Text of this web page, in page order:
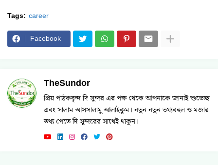
Tags: career
Facebook
TheSundor
প্রিয় পাঠকবৃন্দ দি সুন্দর এর পক্ষ থেকে আপনাকে জানাই শুভেচ্ছা
এবং সালাম আসসালামু আলাইকুম। নতুন নতুন তথ্যবহুল ও মজার
তথ্য পেতে দি সুন্দরের সাথেই থাকুন।